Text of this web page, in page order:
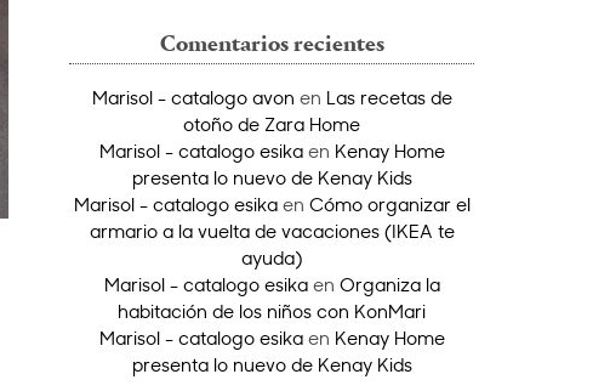
Comentarios recientes
Marisol - catalogo avon en Las recetas de
otoño de Zara Home
Marisol - catalogo esikaen Kenay Home
presenta lo nuevo de Kenay Kids
Marisol - catalogo esikaen Cómo organizar el
armario a la vuelta de vacaciones (IKEA te
ayuda)
Marisol - catalogo esikaen Organiza la
habitación de los niños con KonMari
Marisol - catalogo esikaen Kenay Home
presenta lo nuevo de Kenay Kids